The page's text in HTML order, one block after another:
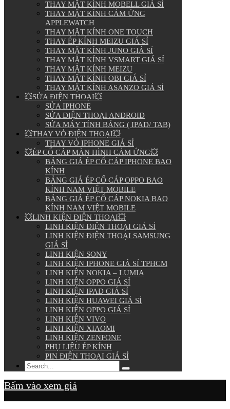
THAY MẶT KÍNH MOBELL GIÁ SỈ
THAY MẶT KÍNH CẢM ỨNG
APPLEWATCH
THAY MẶT KÍNH ONE TOUCH
THAY ÉP KÍNH MEIZU GIÁ SỈ
THAY MẶT KÍNH JUNO GIÁ SỈ
THAY MẶT KÍNH VSMART GIÁ SỈ
THAY MẶT KÍNH MEIZU
THAY MẶT KÍNH OBI GIÁ SỈ
THAY MẶT KÍNH ASANZO GIÁ SỈ
💥SỬA ĐIỆN THOẠI💥
SỬA IPHONE
SỬA ĐIỆN THOẠI ANDROID
SỬA MÁY TÍNH BẢNG ( IPAD/ TAB)
💥THAY VỎ ĐIỆN THOẠI💥
THAY VỎ IPHONE GIÁ SỈ
💥ÉP CỔ CÁP MÀN HÌNH CẢM ỨNG💥
BẢNG GIÁ ÉP CỔ CÁP IPHONE BAO
KÍNH
BẢNG GIÁ ÉP CỔ CÁP OPPO BAO
KÍNH NAM VIỆT MOBILE
BẢNG GIÁ ÉP CỔ CÁP NOKIA BAO
KÍNH NAM VIỆT MOBILE
💥LINH KIỆN ĐIỆN THOẠI💥
LINH KIỆN ĐIỆN THOẠI GIÁ SỈ
LINH KIỆN ĐIỆN THOẠI SAMSUNG
GIÁ SỈ
LINH KIỆN SONY
LINH KIỆN IPHONE GIÁ SỈ TPHCM
LINH KIỆN NOKIA – LUMIA
LINH KIỆN OPPO GIÁ SỈ
LINH KIỆN IPAD GIÁ SỈ
LINH KIỆN HUAWEI GIÁ SỈ
LINH KIỆN OPPO GIÁ SỈ
LINH KIỆN VIVO
LINH KIỆN XIAOMI
LINH KIỆN ZENFONE
PHỤ LIỆU ÉP KÍNH
PIN ĐIỆN THOẠI GIÁ SỈ
Bấm vào xem giá